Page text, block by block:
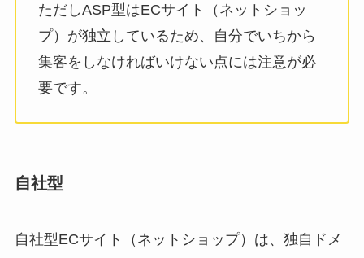
ただしASP型はECサイト（ネットショッ
プ）が独立しているため、自分でいちから
集客をしなければいけない点には注意が必
要です。
自社型
自社型ECサイト（ネットショップ）は、独自ドメ